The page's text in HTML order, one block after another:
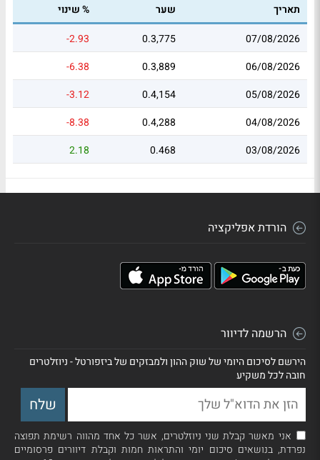
תאריך שער
% שינוי
07/08/2026
0.3,775
-2.93
06/08/2026
0.3,889
-6.38
05/08/2026
0.4,154
-3.12
04/08/2026
0.4,288
-8.38
03/08/2026
0.468
2.18
הורדת אפליקציה
הרשמה לדיוור
הירשם לסיכום היומי של שוק ההון ולמבזקים של ביזפורטל - ניוזלטרים
חובה לכל משקיע
אני מאשר קבלת שני ניוזלטרים, אשר כל אחד מהווה רשימת תפוצה
נפרדת, בנושאים סיכום יומי והתראות חמות וקבלת דיוורים פרסומיים